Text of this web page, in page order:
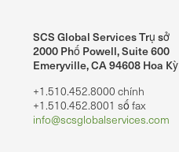
SCS Global Services Trụ sở
2000 Phố Powell, Suite 600
Emeryville, CA 94608 Hoa Kỳ
+1.510.452.8000 chính
+1.510.452.8001 số fax
info@scsglobalservices.com